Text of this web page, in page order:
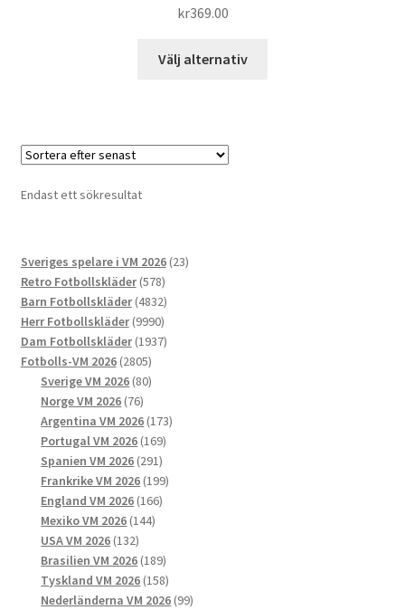
kr369.00
Välj alternativ
Endast ett sökresultat
Sveriges spelare i VM 2026 2323
Retro Fotbollskläder 578578
produkter
Barn Fotbollskläder 48324832
produkter
Herr Fotbollskläder 99909990
produkter
Dam Fotbollskläder 19371937
Fotbolls-VM 2026 28052805
produkter
Sverige VM 2026 8080
Norge VM 2026 7676
produkter
Argentina VM 2026 173173
Portugal VM 2026 169169
Spanien VM 2026 291291
produkter
Frankrike VM 2026 199199
England VM 2026 166166
Mexiko VM 2026 144144
USA VM 2026 132132
produkter
Brasilien VM 2026 189189
produkter
Tyskland VM 2026 158158
produkter
Nederländerna VM 2026 9999